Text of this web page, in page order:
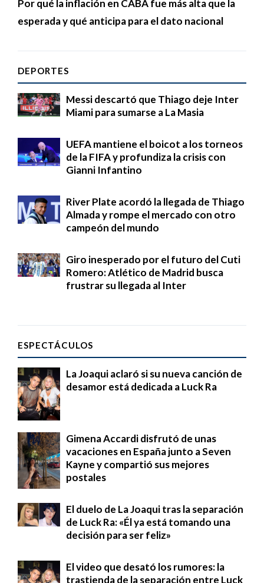
Por qué la inflación en CABA fue más alta que la
esperada y qué anticipa para el dato nacional
DEPORTES
Messi descartó que Thiago deje Inter
Miami para sumarse a La Masia
UEFA mantiene el boicot a los torneos
de la FIFA y profundiza la crisis con
Gianni Infantino
River Plate acordó la llegada de Thiago
Almada y rompe el mercado con otro
campeón del mundo
Giro inesperado por el futuro del Cuti
Romero: Atlético de Madrid busca
frustrar su llegada al Inter
ESPECTÁCULOS
La Joaqui aclaró si su nueva canción de
desamor está dedicada a Luck Ra
Gimena Accardi disfrutó de unas
vacaciones en España junto a Seven
Kayne y compartió sus mejores
postales
El duelo de La Joaqui tras la separación
de Luck Ra: «Él ya está tomando una
decisión para ser feliz»
El video que desató los rumores: la
trastienda de la separación entre Luck